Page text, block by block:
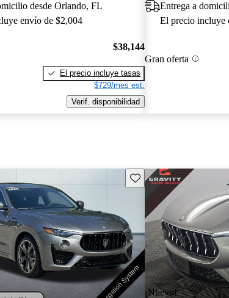
desde Orlando, FL
envío de $2,004
$38,144
El precio incluye tasas
$729/mes est.
Verif. disponibilidad
Entrega a
El precio incluye
Gran oferta
Guarda este Aviso
¡Nuevo!